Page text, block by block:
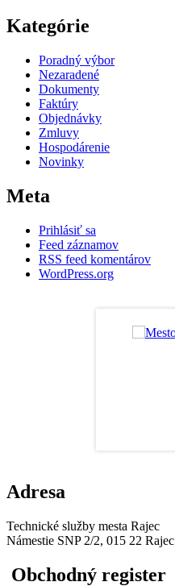
Kategórie
Poradný výbor
Nezaradené
Dokumenty
Faktúry
Objednávky
Zmluvy
Hospodárenie
Novinky
Meta
Prihlásiť sa
Feed záznamov
RSS feed komentárov
WordPress.org
Adresa
Technické služby mesta Rajec
Námestie SNP 2/2, 015 22 Rajec
Obchodný register